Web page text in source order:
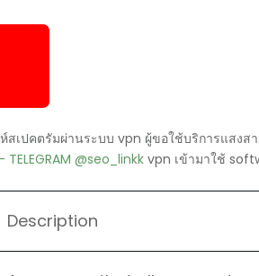
สเปคตรัมผ่านระบบ vpn ผู้ขอใช้บริการแสงส
TELEGRAM @seo_linkk vpn เข้ามาใช้
Description